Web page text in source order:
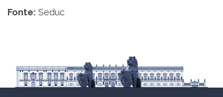
Fonte: Seduc